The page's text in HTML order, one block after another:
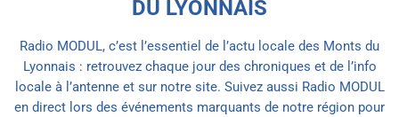
DU LYONNAIS
Radio MODUL, c’est l’essentiel de l’actu locale des Monts du
Lyonnais : retrouvez chaque jour des chroniques et de l’info
locale à l’antenne et sur notre site. Suivez aussi Radio MODUL
en direct lors des événements marquants de notre région pour